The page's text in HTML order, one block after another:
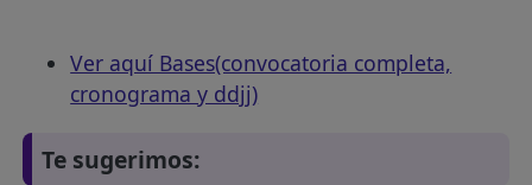
Ver aquí Bases(convocatoria completa,
cronograma y ddjj)
Te sugerimos: